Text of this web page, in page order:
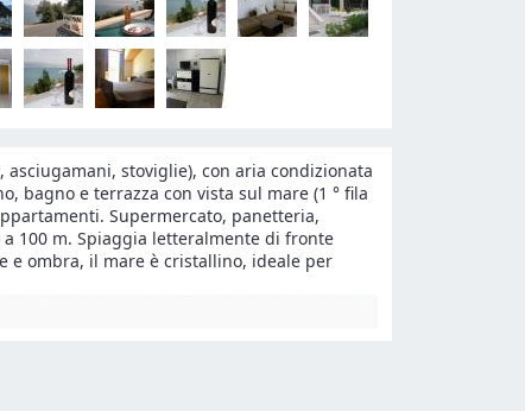
stoviglie), con aria condizionata
bagno e terrazza con vista sul mare (1 ° fila
Supermercato, panetteria,
100 m. Spiaggia letteralmente di fronte
e ombra, il mare è cristallino, ideale per